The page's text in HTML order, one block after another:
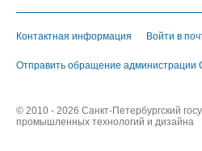
Контактная информация Войти в
Отправить обращение
© 2010 - 2026 Санкт-Петербургский
промышленных технологий и дизайна